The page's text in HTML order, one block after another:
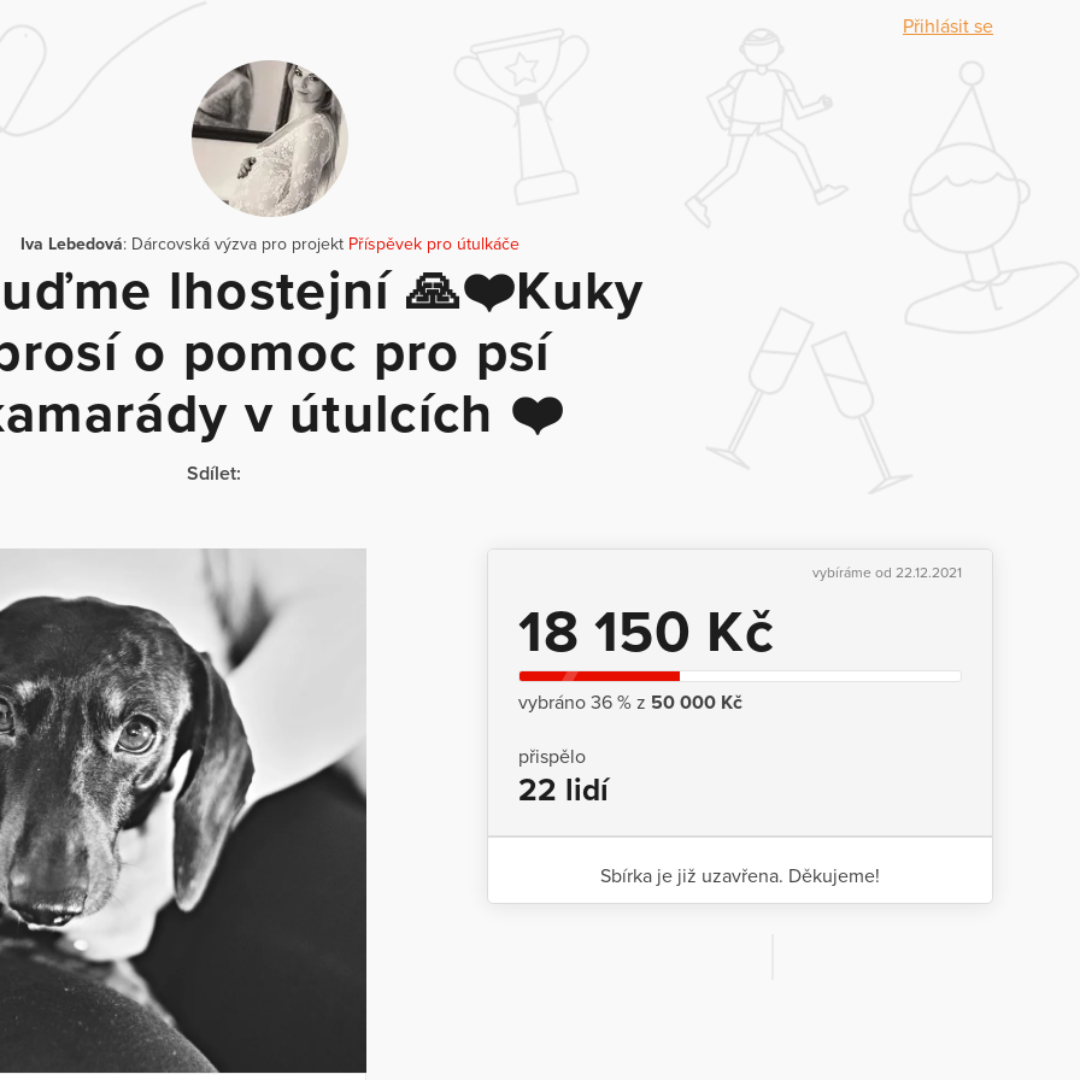
Přihlásit se
Iva Lebedová: Dárcovská výzva pro projekt Příspěvek pro útulkáče
lhostejní 🙏❤️Kuky
o pomoc pro psí
v útulcích ❤️
Sdílet:
vybíráme od 22.12.2021
18 150 Kč
vybráno 36 % z 50 000 Kč
přispělo
22 lidí
Sbírka je již uzavřena. Děkujeme!